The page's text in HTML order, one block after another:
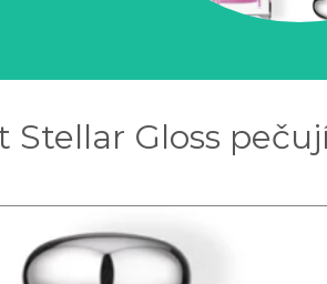
Stellar Gloss